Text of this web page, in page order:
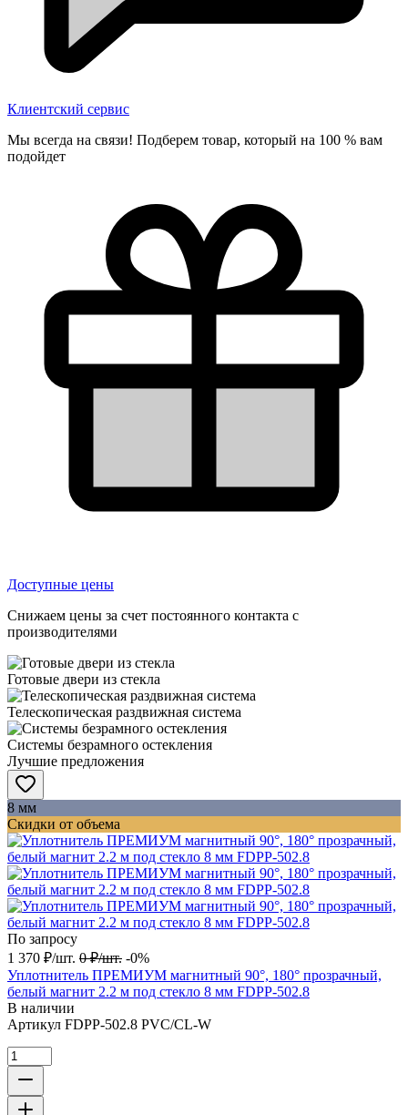
Клиентский сервис
Мы всегда на связи! Подберем товар, который на 100 % вам
подойдет
Доступные цены
Снижаем цены за счет постоянного контакта с
производителями
Готовые двери из стекла
Телескопическая раздвижная система
Системы безрамного остекления
Лучшие предложения
8 мм
Скидки от объема
По запросу
1 370 ₽/шт. 0 ₽/шт. -0%
Уплотнитель ПРЕМИУМ магнитный 90°, 180° прозрачный,
белый магнит 2.2 м под стекло 8 мм FDPP-502.8
В наличии
Артикул FDPP-502.8 PVC/CL-W